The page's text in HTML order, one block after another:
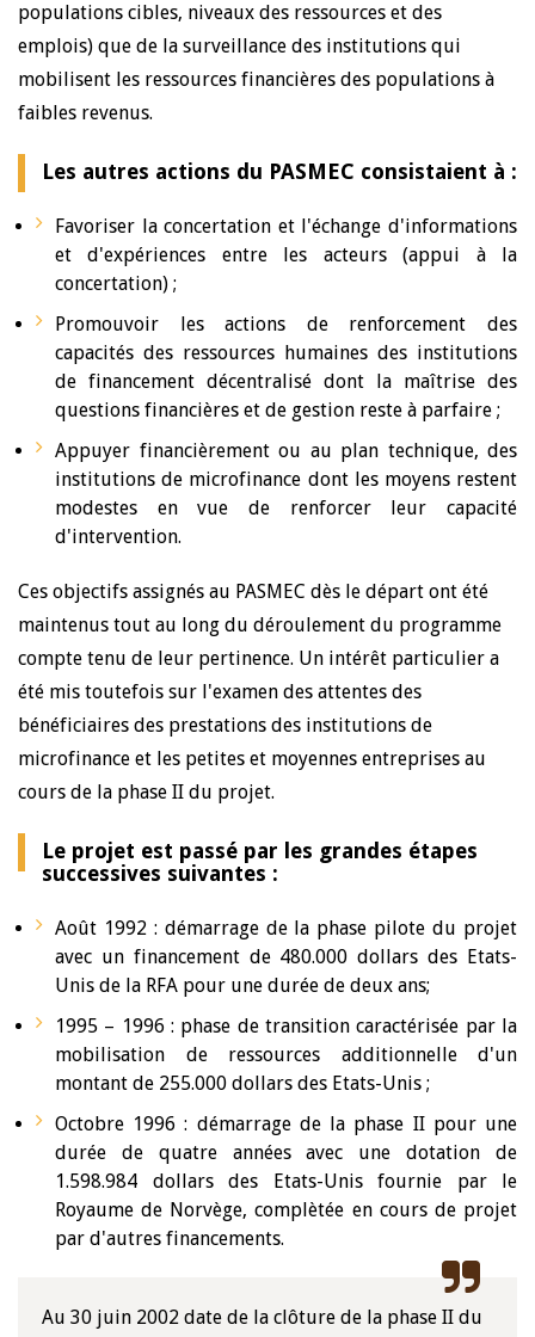
populations cibles, niveaux des ressources et des
emplois) que de la surveillance des institutions qui
mobilisent les ressources financières des populations à
faibles revenus.
Les autres actions du PASMEC consistaient à :
Favoriser la concertation et l'échange d'informations
et d'expériences entre les acteurs (appui à la
concertation) ;
Promouvoir les actions de renforcement des
capacités des ressources humaines des institutions
de financement décentralisé dont la maîtrise des
questions financières et de gestion reste à parfaire ;
Appuyer financièrement ou au plan technique, des
institutions de microfinance dont les moyens restent
modestes en vue de renforcer leur capacité
d'intervention.
Ces objectifs assignés au PASMEC dès le départ ont été
maintenus tout au long du déroulement du programme
compte tenu de leur pertinence. Un intérêt particulier a
été mis toutefois sur l'examen des attentes des
bénéficiaires des prestations des institutions de
microfinance et les petites et moyennes entreprises au
cours de la phase II du projet.
Le projet est passé par les grandes étapes
successives suivantes :
Août 1992 : démarrage de la phase pilote du projet
avec un financement de 480.000 dollars des Etats-
Unis de la RFA pour une durée de deux ans;
1995 – 1996 : phase de transition caractérisée par la
mobilisation de ressources additionnelle d'un
montant de 255.000 dollars des Etats-Unis ;
Octobre 1996 : démarrage de la phase II pour une
durée de quatre années avec une dotation de
1.598.984 dollars des Etats-Unis fournie par le
Royaume de Norvège, complètée en cours de projet
par d'autres financements.
Au 30 juin 2002 date de la clôture de la phase II du